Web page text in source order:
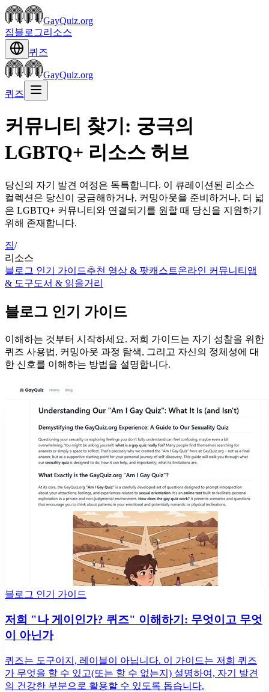
GayQuiz.org
집블로그리소스
퀴즈
GayQuiz.org
퀴즈
커뮤니티 찾기: 궁극의
LGBTQ+ 리소스 허브
당신의 자기 발견 여정은 독특합니다. 이 큐레이션된 리소스
컬렉션은 당신이 궁금해하거나, 커밍아웃을 준비하거나, 더 넓
은 LGBTQ+ 커뮤니티와 연결되기를 원할 때 당신을 지원하기
위해 존재합니다.
집/
리소스
블로그 인기 가이드추천 영상 & 팟캐스트온라인 커뮤니티 앱
& 도구도서 & 읽을거리
블로그 인기 가이드
이해하는 것부터 시작하세요. 저희 가이드는 자기 성찰을 위한
퀴즈 사용법, 커밍아웃 과정 탐색, 그리고 자신의 정체성에 대
한 신호를 이해하는 방법을 설명합니다.
블로그 인기 가이드
저희 "나 게이인가? 퀴즈" 이해하기: 무엇이고 무엇
이 아닌가
퀴즈는 도구이지, 레이블이 아닙니다. 이 가이드는 저희 퀴즈
가 무엇을 할 수 있고(또는 할 수 없는지) 설명하여, 자기 발견
의 건강한 부분으로 활용할 수 있도록 돕습니다.